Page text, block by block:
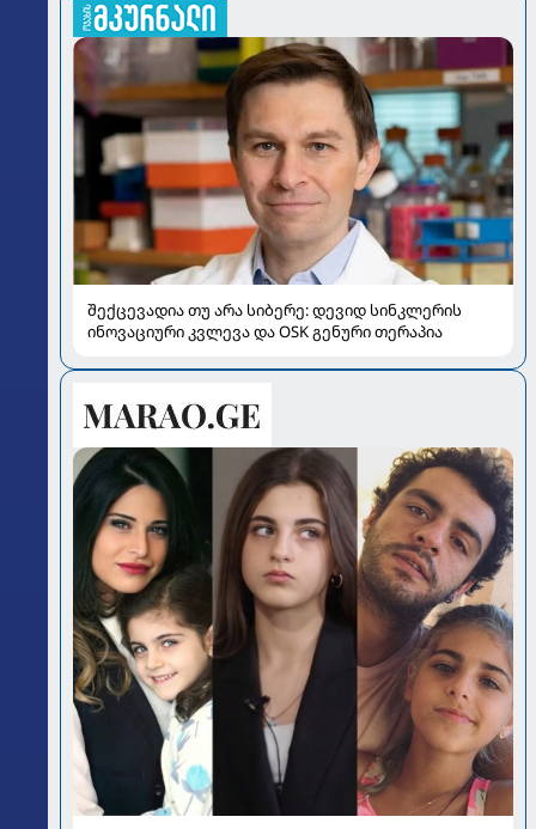
შექცევადია თუ არა სიბერე: დევიდ სინკლერის
ინოვაციური კვლევა და OSK გენური თერაპია